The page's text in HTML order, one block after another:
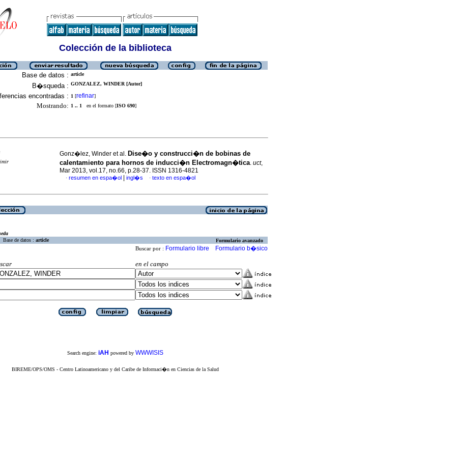
Colección de la biblioteca
Base de datos : article
B�squeda : GONZALEZ, WINDER [Autor]
encontradas : 1 [refinar]
Mostrando: 1 .. 1 en el formato [ISO 690]
Gonz�lez, Winder et al. Dise�o y construcci�n de bobinas de
calentamiento para hornos de inducci�n Electromagn�tica. uct,
Mar 2013, vol.17, no.66, p.28-37. ISSN 1316-4821
· resumen en espa�ol ingl�s · texto en espa�ol
Base de datos : article Formulario avanzado
Buscar por : Formulario libre Formulario b�sico
en el campo
Search engine: iAH powered by WWWISIS
BIREME/OPS/OMS - Centro Latinoamericano y del Caribe de Informaci�n en Ciencias de la Salud